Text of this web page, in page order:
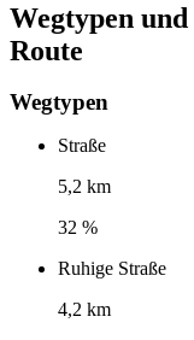
Wegtypen
Route
Wegtypen
Straße
5,2 km
32 %
Ruhige Straße
4,2 km